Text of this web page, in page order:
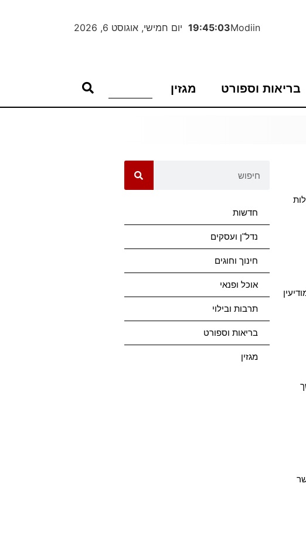
Modiin
19:45:04 יום חמישי, אוגוסט 6, 2026
בריאות וספורט מגזין
שילת כשברשותם 200 חבילות
חדשות
נדל"ן ועסקים
חינוך וחוגים
אוכל ופנאי
תרבות ובילוי
בריאות וספורט
מגזין